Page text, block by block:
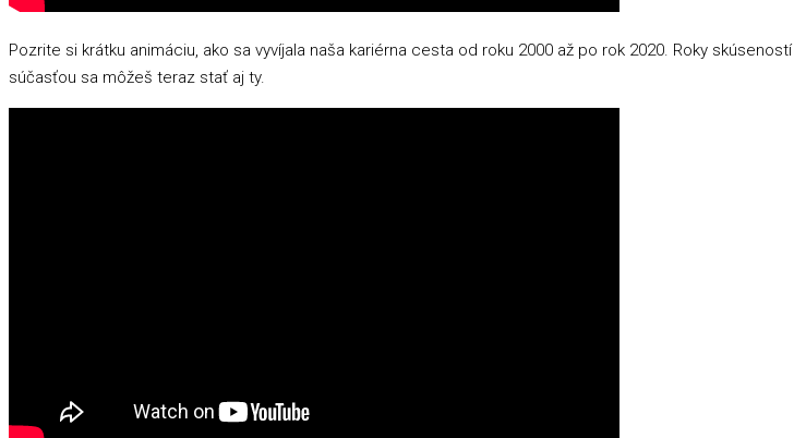
Pozrite si krátku animáciu, ako sa vyvíjala naša kariérna cesta od roku 2000 až po rok 2020. Roky
súčasťou sa môžeš teraz stať aj ty.